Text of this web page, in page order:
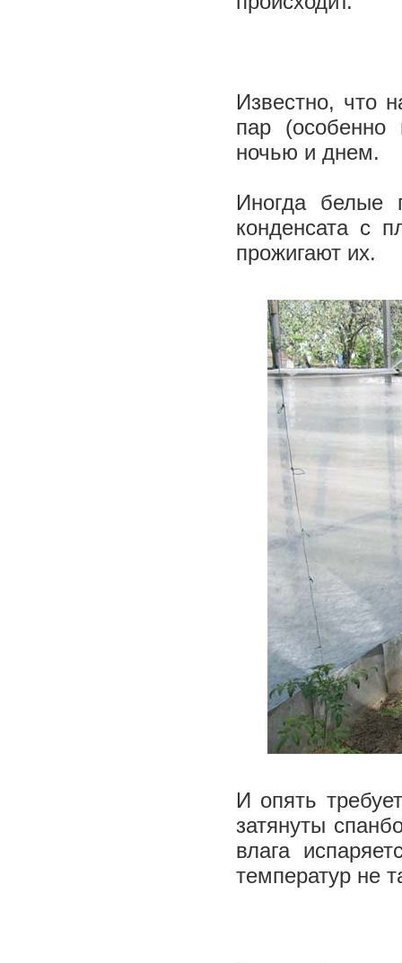
Известно, что
пар (особенно
ночью и днем.
Иногда белые
конденсата с
прожигают их.
И опять
затянуты
влага
температур не